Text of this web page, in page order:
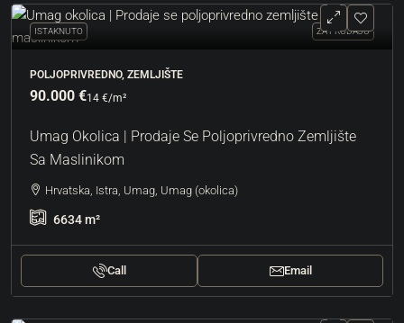
ISTAKNUTO ZA PRODAJU
POLJOPRIVREDNO, ZEMLJIŠTE
90.000 €14 €/m²
Umag Okolica | Prodaje Se Poljoprivredno Zemljište
Sa Maslinikom
Hrvatska, Istra, Umag, Umag (okolica)
6634m²
Call Email